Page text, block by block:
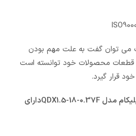
می توان گفت به علت مهم بودن
محصولات خود توانسته است
قرار گیرد.
کف کش 1 اینچ 19 متری پلیکام مدل QDX1.5-18-0.37Fدارای